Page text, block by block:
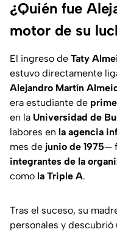
¿Quién fue
motor de su
El ingreso de Taty
estuvo directamente
Alejandro Martín
era estudiante de
en la Universidad de
labores en la agencia
mes de junio de 1975—
integrantes de la
como la Triple A.
Tras el suceso, su
personales y descubrió